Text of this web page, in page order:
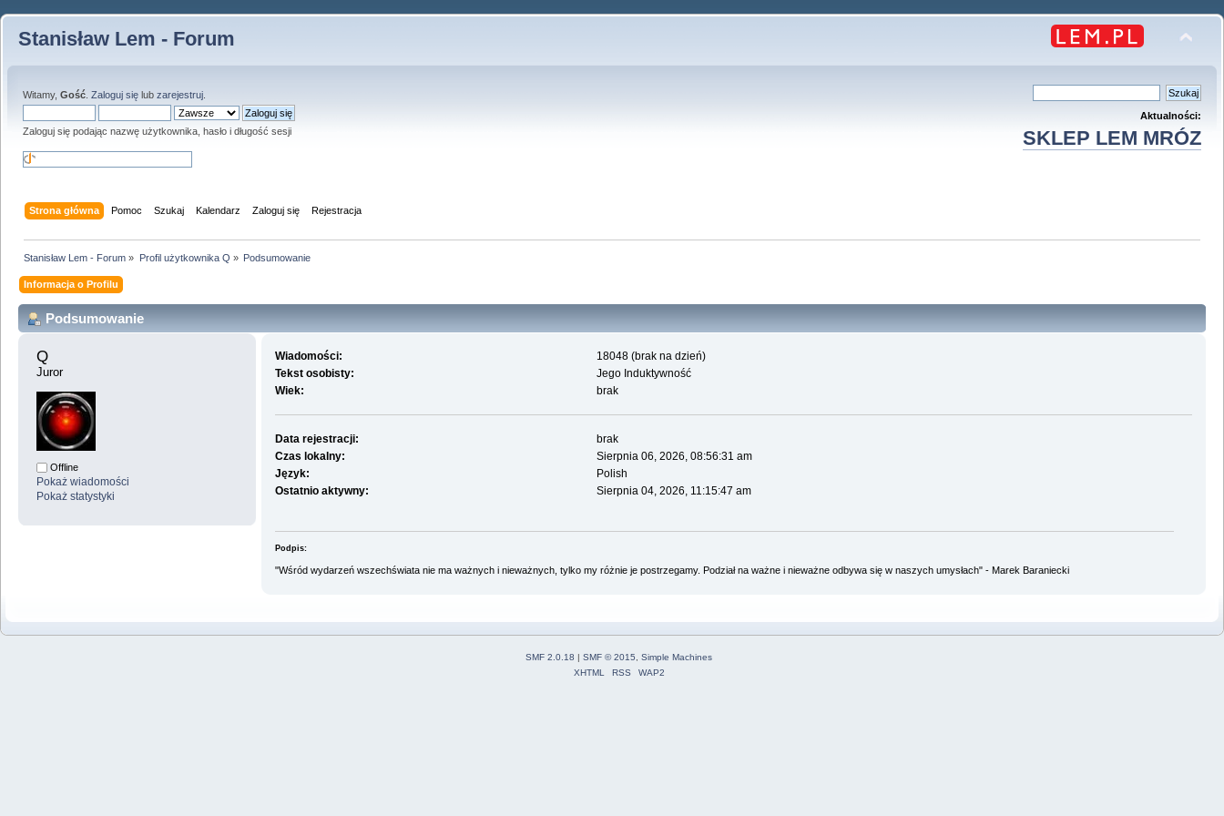
Stanisław Lem - Forum
Witamy, Gość Zaloguj się lub zarejestruj
Zaloguj się podając nazwę użytkownika, hasło i długość sesji
Aktualności:
SKLEP LEM MRÓZ
Strona główna Pomoc Szukaj Kalendarz Zaloguj się Rejestracja
Stanisław Lem - Forum » Profil użytkownika Q » Podsumowanie
Informacja o Profilu
Podsumowanie
Q
Juror
Offline
Pokaż wiadomości
Pokaż statystyki
Wiadomości:
18048 (brak na dzień)
Tekst osobisty:
Jego Induktywność
Wiek:
brak
Data rejestracji:
brak
Czas lokalny:
Sierpnia 06, 2026, 08:56:31 am
Język:
Polish
Ostatnio aktywny:
Sierpnia 04, 2026, 11:15:47 am
Podpis:
"Wśród wydarzeń wszechświata nie ma ważnych i nieważnych, tylko my różnie je postrzegamy. Podział na ważne i nieważne odbywa się w naszych umysłach" - Marek Baraniecki
SMF 2.0.18 | SMF © 2015
Simple Machines
XHTML
RSS WAP2